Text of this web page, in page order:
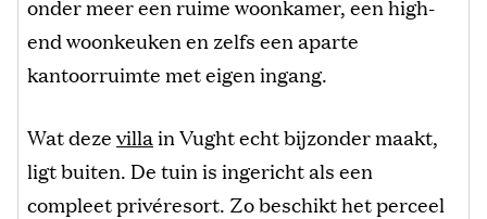
onder meer een ruime woonkamer, een high-
end woonkeuken en zelfs een aparte
kantoorruimte met eigen ingang.
Wat dezevillain Vught echt bijzonder maakt,
ligt buiten. De tuin is ingericht als een
compleet privéresort. Zo beschikt het perceel